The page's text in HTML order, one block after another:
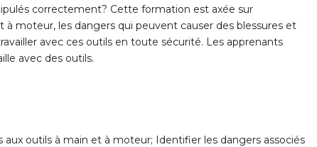
correctement? Cette formation est axée sur
moteur, les dangers qui peuvent causer des blessures et
avec ces outils en toute sécurité. Les apprenants
avec des outils.
aux outils à main et à moteur; Identifier les dangers associés